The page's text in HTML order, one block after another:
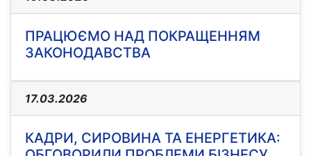
ПРАЦЮЄМО НАД ПОКРАЩЕННЯМ
ЗАКОНОДАВСТВА
17.03.2026
КАДРИ, СИРОВИНА ТА ЕНЕРГЕТИКА: